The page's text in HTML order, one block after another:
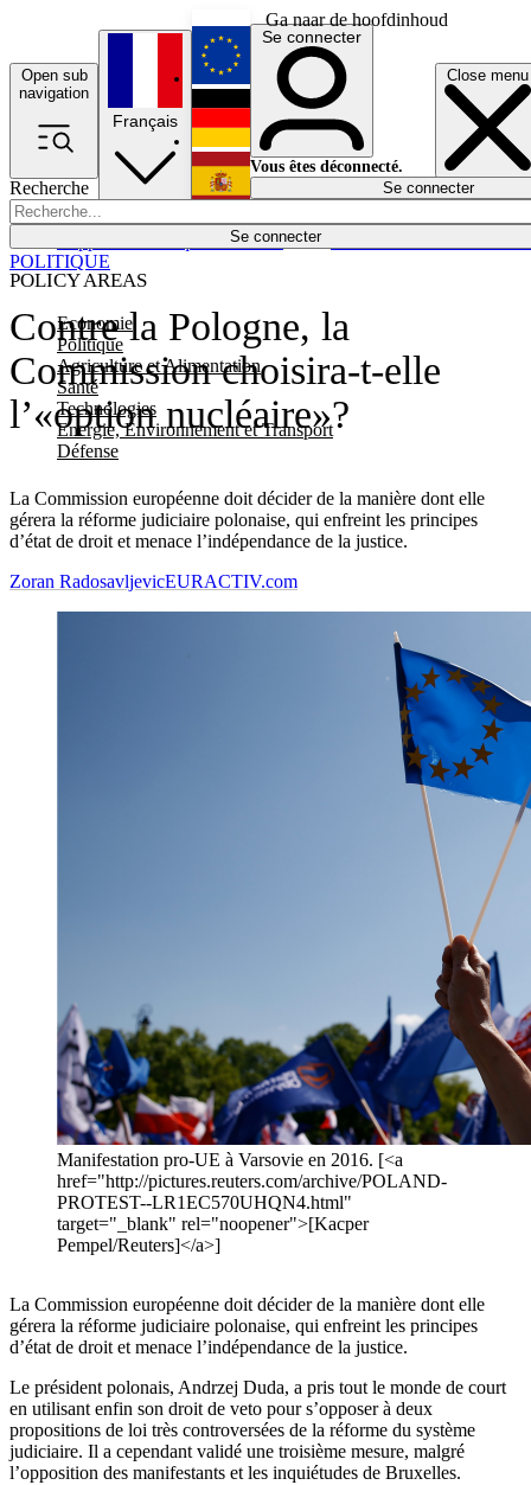
Ga naar de hoofdinhoud
Open sub
navigation
Close menu
Recherche
Se connecter
POLICY AREAS
Economie
Politique
Agriculture et Alimentation
Santé
Technologies
Energie, Environnement et Transport
Défense
Économie
Français
English
Deutsch
Español
Se connecter
Vous êtes déconnecté.
Se connecter
Contre la Pologne, la
Commission choisira-t-elle
l’«option nucléaire»?
La Commission européenne doit décider de la manière dont elle
gérera la réforme judiciaire polonaise, qui enfreint les principes
d’état de droit et menace l’indépendance de la justice.
POLITIQUE
Zoran RadosavljevicEURACTIV.com
Manifestation pro-UE à Varsovie en 2016. [<a
href="http://pictures.reuters.com/archive/POLAND-
PROTEST--LR1EC570UHQN4.html"
target="_blank" rel="noopener">[Kacper
Pempel/Reuters]</a>]
La Commission européenne doit décider de la manière dont elle
gérera la réforme judiciaire polonaise, qui enfreint les principes
d’état de droit et menace l’indépendance de la justice.
Le président polonais, Andrzej Duda, a pris tout le monde de court
en utilisant enfin son droit de veto pour s’opposer à deux
propositions de loi très controversées de la réforme du système
judiciaire. Il a cependant validé une troisième mesure, malgré
l’opposition des manifestants et les inquiétudes de Bruxelles.